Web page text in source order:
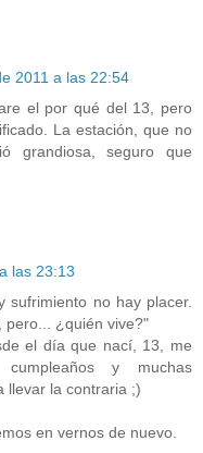
2011 a las 22:54
el por qué del 13, pero
La estación, que no
grandiosa, seguro que
las 23:13
sufrimiento no hay placer.
pero... ¿quién vive?"
el día que nací, 13, me
y muchas
llevar la contraria ;)
en vernos de nuevo.